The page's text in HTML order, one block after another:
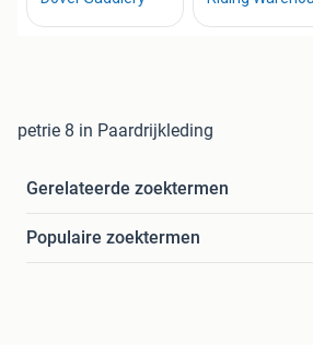
petrie 8 in Paardrijkleding
Gerelateerde zoektermen
Populaire zoektermen